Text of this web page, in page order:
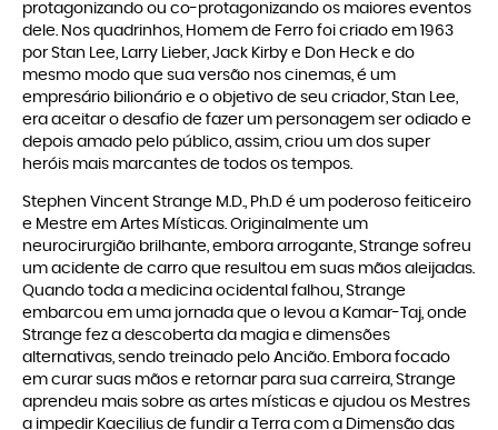
protagonizando ou co-protagonizando os maiores eventos
dele. Nos quadrinhos, Homem de Ferro foi criado em 1963
por Stan Lee, Larry Lieber, Jack Kirby e Don Heck e do
mesmo modo que sua versão nos cinemas, é um
empresário bilionário e o objetivo de seu criador, Stan Lee,
era aceitar o desafio de fazer um personagem ser odiado e
depois amado pelo público, assim, criou um dos super
heróis mais marcantes de todos os tempos.
Stephen Vincent Strange M.D., Ph.D é um poderoso feiticeiro
e Mestre em Artes Místicas. Originalmente um
neurocirurgião brilhante, embora arrogante, Strange sofreu
um acidente de carro que resultou em suas mãos aleijadas.
Quando toda a medicina ocidental falhou, Strange
embarcou em uma jornada que o levou a Kamar-Taj, onde
Strange fez a descoberta da magia e dimensões
alternativas, sendo treinado pelo Ancião. Embora focado
em curar suas mãos e retornar para sua carreira, Strange
aprendeu mais sobre as artes místicas e ajudou os Mestres
a impedir Kaecilius de fundir a Terra com a Dimensão das